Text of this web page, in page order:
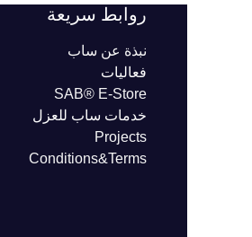
روابط سريعة
نبذة عن ساب
فعاليات
SAB® E-Store
خدمات ساب للعزل
Projects
Conditions&Terms